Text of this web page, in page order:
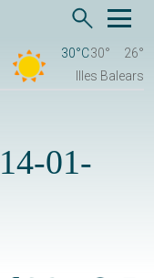
30°C30°
26°
Illes Balears
01-